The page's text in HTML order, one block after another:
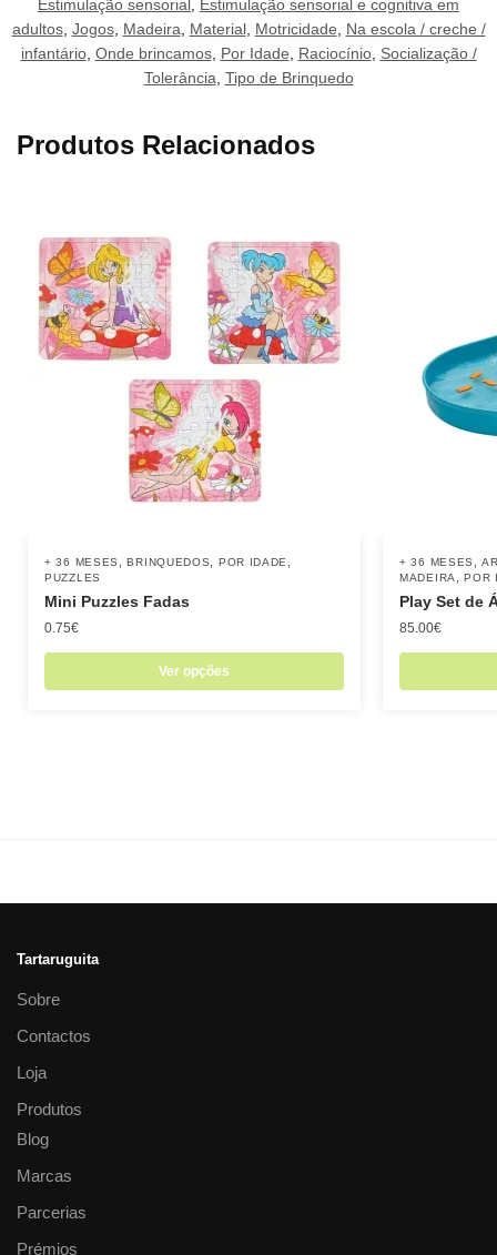
Estimulação sensorial
Estimulação sensorial e cognitiva em
adultos, Jogos, Madeira Material, Motricidade
Na escola / creche /
infantário, Onde brincamos, Por Idade Raciocínio, Socialização /
Tolerância Tipo de Brinquedo
Produtos Relacionados
+ 36 MESES ,BRINQUEDOS POR IDADE
PUZZLES
Mini Puzzles Fadas
0.75€
Ver opções
+ 36 MESES ,
MADEIRA
,POR
Play Set de
85.00€
Tartaruguita
Sobre
Contactos
Loja
Produtos
Blog
Marcas
Parcerias
Prémios